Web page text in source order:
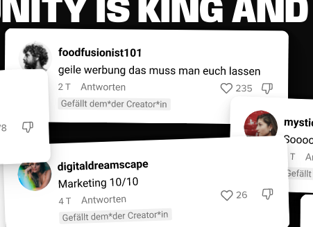
NITY IS KING AND